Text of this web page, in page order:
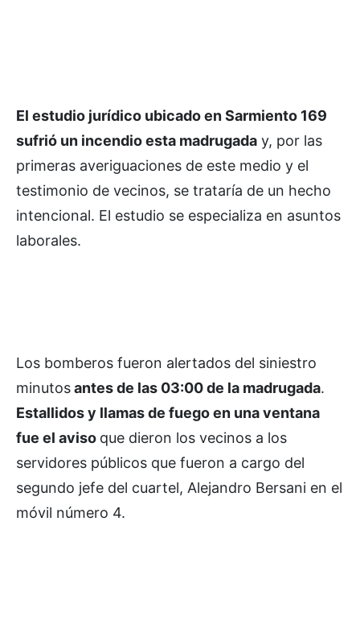
El estudio jurídico ubicado en Sarmiento 169
sufrió un incendio esta madrugada y, por las
primeras averiguaciones de este medio y el
testimonio de vecinos, se trataría de un hecho
intencional. El estudio se especializa en asuntos
laborales.
Los bomberos fueron alertados del siniestro
minutosantes de las 03:00 de la madrugada.
Estallidos y llamas de fuego en una ventana
fue el aviso que dieron los vecinos a los
servidores públicos que fueron a cargo del
segundo jefe del cuartel, Alejandro Bersani en el
móvil número 4.